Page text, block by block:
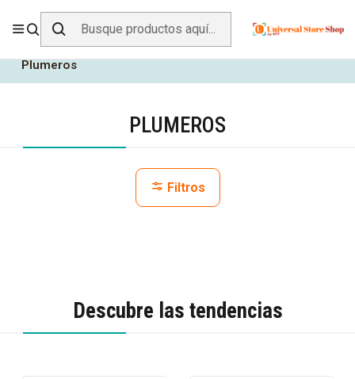
ENVÍO GRATIS SOBRE$19.990EN ZONA CENTRO
Plumeros
PLUMEROS
Filtros
Descubre las tendencias